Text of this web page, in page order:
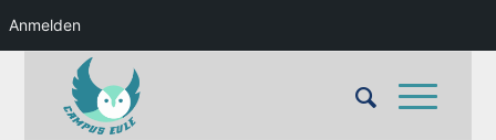
Anmelden